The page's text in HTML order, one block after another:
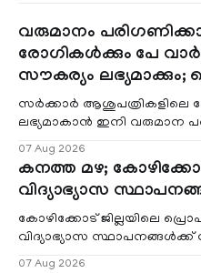
വരുമാനം
രോഗികൾക്കും പേ
സൗകര്യം ലഭ്യമാക്കും;
സർക്കാർ ആശുപത്രികളിലെ
ലഭ്യമാകാൻ ഇനി വരുമാന
07 Aug 2026
കനത്ത മഴ;
വിദ്യാഭ്യാസ
കോഴിക്കോട് ജില്ലയിലെ
വിദ്യാഭ്യാസ സ്ഥാപനങ്ങൾക്ക്
07 Aug 2026